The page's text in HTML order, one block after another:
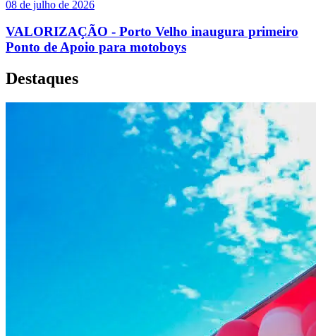
08 de julho de 2026
VALORIZAÇÃO - Porto Velho inaugura primeiro
Ponto de Apoio para motoboys
Destaques